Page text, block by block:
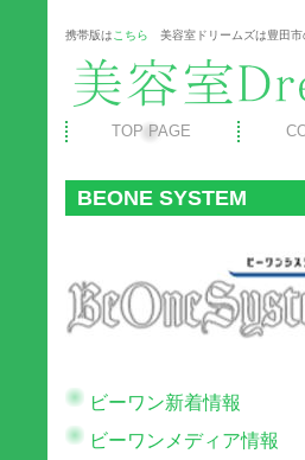
携帯版は こちら 美容室ドリームズは豊田市
BEONE SYSTEM
ビーワン新着情報
ビーワンメディア情報
TOP PAGE